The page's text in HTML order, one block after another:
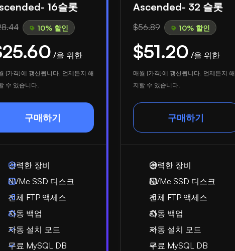
16슬롯
10% 할인
/을 위한
{가격}에 갱신됩니다. 언제든지 해
수 있습니다.
구매하기
강력한 장비
NVMe SSD 디스크
전체 FTP 액세스
자동 백업
자동 설치 모드
무료 MySQL DB
Ascended- 32 슬롯
$56.89 10% 할인
$51.20 /을 위한
매월 {가격}에 갱신됩니다. 언제든지 해
지할 수 있습니다.
구매하기
강력한 장비
NVMe SSD 디스크
전체 FTP 액세스
자동 백업
자동 설치 모드
무료 MySQL DB